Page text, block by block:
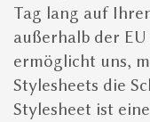
Tag lang auf
außerhalb der
ermöglicht uns,
Stylesheets die
Stylesheet ist